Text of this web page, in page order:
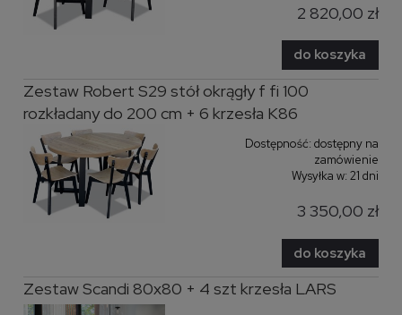
2 820,00 zł
do koszyka
Zestaw Robert S29 stół okrągły f fi 100
rozkładany do 200 cm + 6 krzesła K86
Dostępność: dostępny na
zamówienie
Wysyłka w: 21 dni
3 350,00 zł
do koszyka
Zestaw Scandi 80x80 + 4 szt krzesła LARS